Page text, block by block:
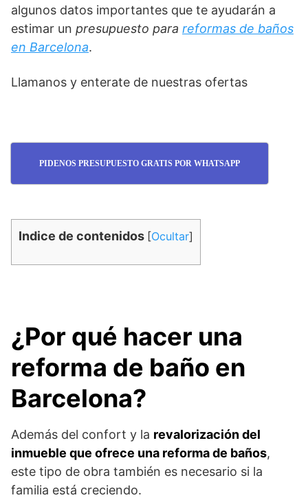
algunos datos importantes que te ayudarán a
estimar un presupuesto para reformas de baños
en Barcelona.
Llamanos y enterate de nuestras ofertas
PIDENOS PRESUPUESTO GRATIS POR WHATSAPP
Indice de contenidos [Ocultar]
¿Por qué hacer una
reforma de baño en
Barcelona?
Además del confort y la revalorización del
inmueble que ofrece una reforma de baños,
este tipo de obra también es necesario si la
familia está creciendo.